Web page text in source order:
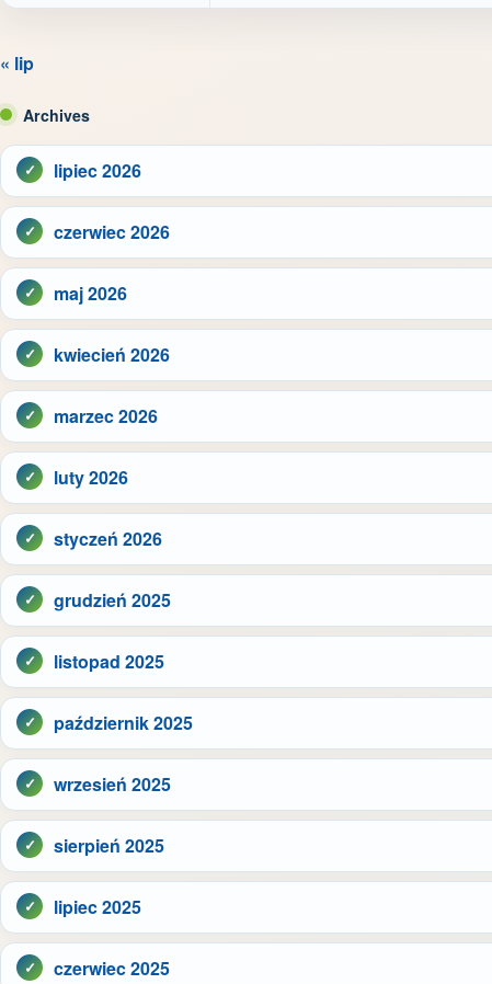
« lip
Archives
lipiec 2026
czerwiec 2026
maj 2026
kwiecień 2026
marzec 2026
luty 2026
styczeń 2026
grudzień 2025
listopad 2025
październik 2025
wrzesień 2025
sierpień 2025
lipiec 2025
czerwiec 2025